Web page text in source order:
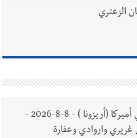
الزعتري
وفاة دايفيد علي غازي غريري في أميركا (أريزونا ) - 8-8-2026 -
في صيدا - 10-8-2026 آل غريري واروادي وعفارة